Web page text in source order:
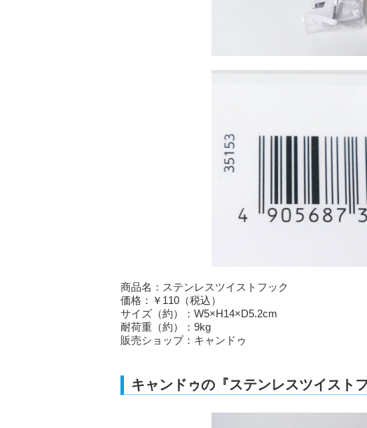
商品名：ステンレスツイストフック
価格：￥110（税込）
サイズ（約）：W5×H14×D5.2cm
耐荷重（約）：9kg
販売ショップ：キャンドゥ
キャンドゥの『ステンレスツイスト